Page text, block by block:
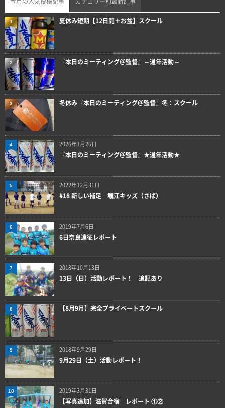
夏休み短期【12日間＋お盆】スクール
1
『本日のミーティング＠監督』～通年活動～
2
冬休み『本日のミーティング＠監督』冬：スクール
3
2026年1月26日
『本日のミーティング＠監督』★通年活動★
4
2022年12月31日
#18 新しい補足 堀江キッズ（さば）
5
2019年7月6日
6日奈良遠征レポート
6
2018年10月13日
13日（日）活動レポート！ 追記あり
7
【8月9月】完全プライベートスクール
8
2018年9月29日
9月29日（土）活動レポート！
9
2019年3月31日
【写真追加】滋賀合宿 レポート ①②
10